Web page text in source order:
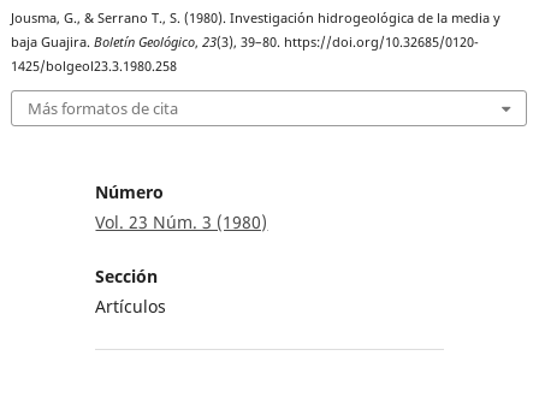
Jousma, G., & Serrano T., S. (1980). Investigación hidrogeológica de la media y
baja Guajira.Boletín Geológico,23(3), 39–80. https://doi.org/10.32685/0120-
1425/bolgeol23.3.1980.258
Más formatos de cita
Número
Vol. 23 Núm. 3 (1980)
Sección
Artículos